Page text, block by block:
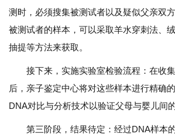
测时，必须搜集被测试者以及疑似父亲双
被测试者的样本，可以采取羊水穿刺法、
抽提等方法来获取。
接下来，实施实验室检验流程：在收
后，亲子鉴定中心将对这些样本进行精确
DNA对比与分析技术以验证父母与婴儿间
第三阶段，结果待定：经过DNA样本